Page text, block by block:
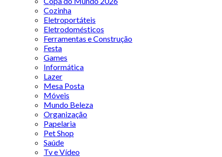
Cozinha
Eletroportáteis
Eletrodomésticos
Ferramentas e Construção
Festa
Games
Informática
Lazer
Mesa Posta
Móveis
Mundo Beleza
Organização
Papelaria
Pet Shop
Saúde
Tv e Vídeo